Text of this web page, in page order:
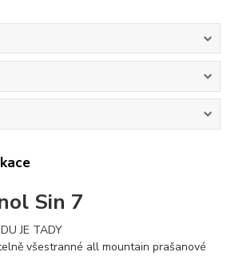
Sin 7
JE TADY
všestranné all mountain prašanové